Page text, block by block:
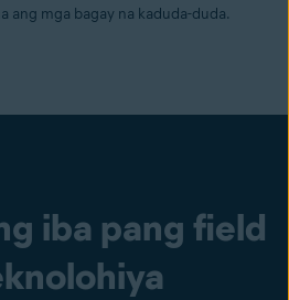
ang mga bagay na kaduda-duda.
iba pang field